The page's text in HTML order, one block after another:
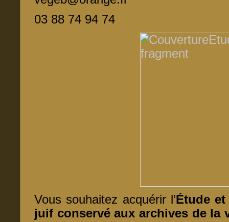
03 88 74 94 74
Vous souhaitez acquérir l’Étude
juif conservé aux archives de la